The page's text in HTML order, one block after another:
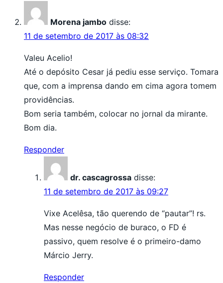
Morena jambo disse:
11 de setembro de 2017 às 08:32
Valeu Acelio!
Até o depósito Cesar já pediu esse serviço. Tomara
que, com a imprensa dando em cima agora tomem
providências.
Bom seria também, colocar no jornal da mirante.
Bom dia.
Responder
dr. cascagrossa disse:
11 de setembro de 2017 às 09:27
Vixe Acelêsa, tão querendo de “pautar”! rs.
Mas nesse negócio de buraco, o FD é
passivo, quem resolve é o primeiro-damo
Márcio Jerry.
Responder